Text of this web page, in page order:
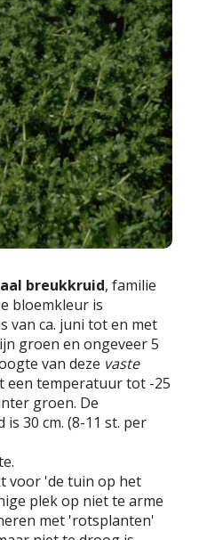
breukkruid, familie
bloemkleur is
van ca. juni tot en met
groen en ongeveer 5
van deze vaste
een temperatuur tot -25
groen. De
30 cm. (8-11 st. per
voor 'de tuin op het
plek op niet te arme
met 'rotsplanten'